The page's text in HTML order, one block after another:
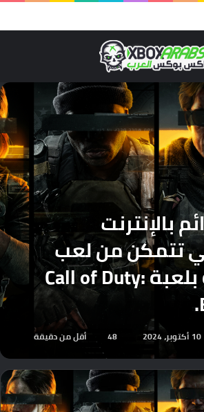
بالإنترنت
تتمكن من لعب
طور القصة بلعبة Call of Duty:
10 أكتوبر، 2024 48 أقل من دقيقة